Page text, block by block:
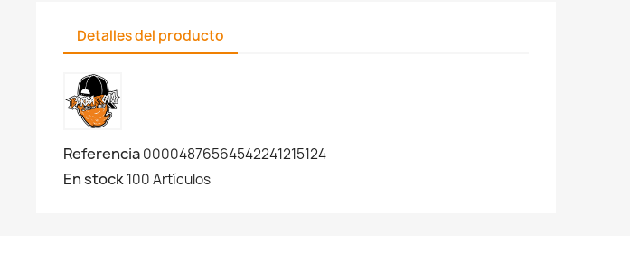
Detalles del producto
Referencia00004876564542241215124
En stock100 Artículos